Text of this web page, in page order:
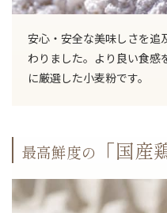
安心・安全な美味しさを追
わりました。より良い食感
に厳選した小麦粉です。
最高鮮度の 「国産